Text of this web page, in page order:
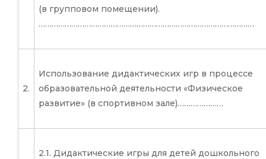
(в групповом помещении).
………………………………………………………………………………………
2.
Использование дидактических игр в процессе
образовательной деятельности «Физическое
развитие» (в спортивном зале)…………………
2.1. Дидактические игры для детей дошкольного